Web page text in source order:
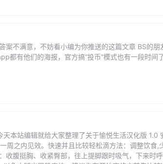
不满意，不妨看小编为你推送的这篇文章 BS的
都有他们的海报，官方搞“投币”模式也有一段时间
本站编辑就给大家整理了关于愉悦生活汉化版 1.0
周之内见效。快速并且比较轻松滴方法：调整饮食,
挺胸、收紧臀部，往上提脚跟时吸气，下来时